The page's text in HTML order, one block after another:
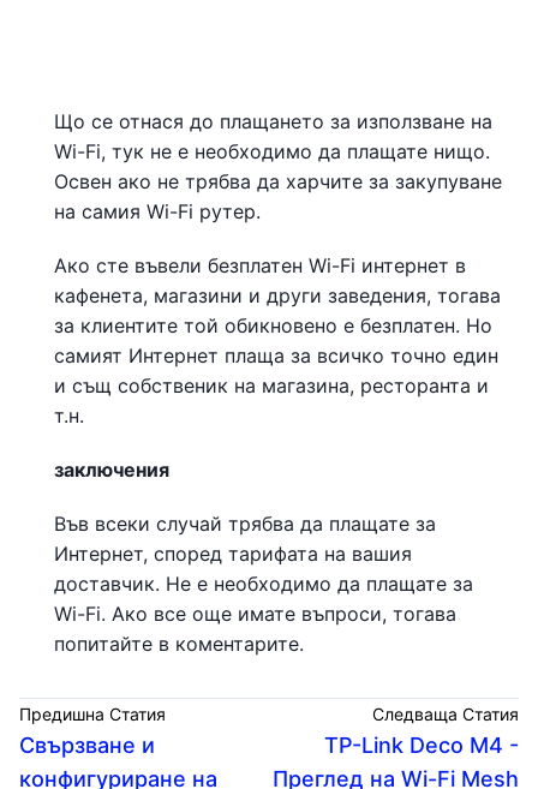
Що се отнася до плащането за използване на
Wi-Fi, тук не е необходимо да плащате нищо.
Освен ако не трябва да харчите за закупуване
на самия Wi-Fi рутер.
Ако сте въвели безплатен Wi-Fi интернет в
кафенета, магазини и други заведения, тогава
за клиентите той обикновено е безплатен. Но
самият Интернет плаща за всичко точно един
и същ собственик на магазина, ресторанта и
т.н.
заключения
Във всеки случай трябва да плащате за
Интернет, според тарифата на вашия
доставчик. Не е необходимо да плащате за
Wi-Fi. Ако все още имате въпроси, тогава
попитайте в коментарите.
Предишна Статия
Свързване и
конфигуриране на
Следваща Статия
TP-Link Deco M4 -
Преглед на Wi-Fi Mesh